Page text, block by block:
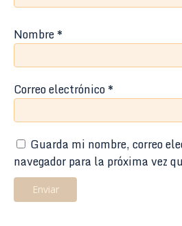
Nombre*
Correo electrónico*
Guarda mi nombre, correo
navegador para la próxima vez